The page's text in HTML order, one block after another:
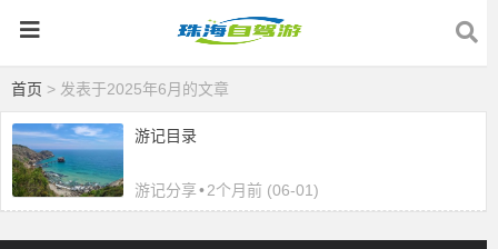
首页 > 发表于2025年6月的文章
游记目录
游记分享•2个月前 (06-01)